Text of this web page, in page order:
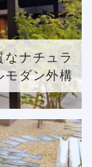
ナチュラ
モダン外構